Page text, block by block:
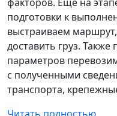
подготовки к
выстраиваем
доставить груз. Также
параметров
с полученными
транспорта,